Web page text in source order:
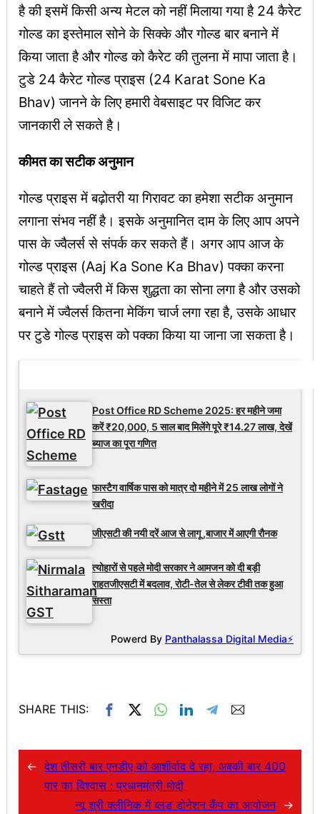
है की इसमें किसी अन्य मेटल को नहीं मिलाया गया है 24 कैरेट
गोल्ड का इस्तेमाल सोने के सिक्के और गोल्ड बार बनाने में
किया जाता है और गोल्ड को कैरेट की तुलना में मापा जाता है।
टुडे 24 कैरेट गोल्ड प्राइस (24 Karat Sone Ka
Bhav) जानने के लिए हमारी वेबसाइट पर विजिट कर
जानकारी ले सकते है।
कीमत का सटीक अनुमान
गोल्ड प्राइस में बढ़ोतरी या गिरावट का हमेशा सटीक अनुमान
लगाना संभव नहीं है। इसके अनुमानित दाम के लिए आप अपने
पास के ज्वैलर्स से संपर्क कर सकते हैं। अगर आप आज के
गोल्ड प्राइस (Aaj Ka Sone Ka Bhav) पक्का करना
चाहते हैं तो ज्वैलरी में किस शुद्धता का सोना लगा है और उसको
बनाने में ज्वैलर्स कितना मेकिंग चार्ज लगा रहा है, उसके आधार
पर टुडे गोल्ड प्राइस को पक्का किया या जाना जा सकता है।
Post Office RD Scheme 2025: हर महीने जमा
करें ₹20,000, 5 साल बाद मिलेंगे पूरे ₹14.27 लाख, देखें
ब्याज का पूरा गणित
फास्टैग वार्षिक पास को मात्र दो महीने में 25 लाख लोगों ने
खरीदा
जीएसटी की नयी दरें आज से लागू ,बाजार में आएगी रौनक
त्योहारों से पहले मोदी सरकार ने आमजन को दी बड़ी
राहतजीएसटी में बदलाव, रोटी-तेल से लेकर टीवी तक हुआ
सस्ता
Powerd By Panthalassa Digital Media⚡
SHARE THIS:
← देश तीसरी बार एनडीए को आशीर्वाद दे रहा, अबकी बार 400
पार का विश्वास : प्रधानमंत्री मोदी
न्यू श्री क्लीनिक में ब्लड डोनेशन कैंप का आयोजन →